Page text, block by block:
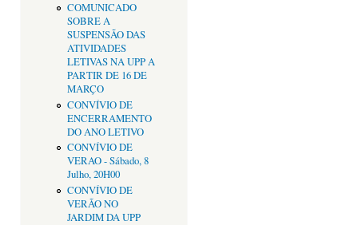
COMUNICADO
SOBRE A
SUSPENSÃO DAS
ATIVIDADES
LETIVAS NA UPP A
PARTIR DE 16 DE
MARÇO
CONVÍVIO DE
ENCERRAMENTO
DO ANO LETIVO
CONVÍVIO DE
VERAO - Sábado, 8
Julho, 20H00
CONVÍVIO DE
VERÃO NO
JARDIM DA UPP